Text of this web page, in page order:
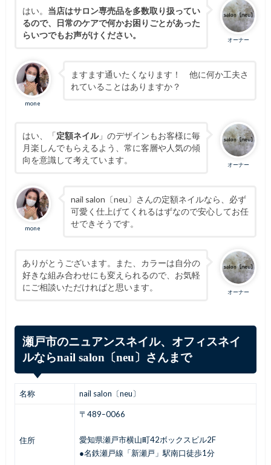
オーナー
はい。 当店はサロン専売品を多数取り扱ってい
るので、日常のケアで何かお困りごとがあった
らいつでもお声がけください。
mone
ますます通いたくなります！ 他に何か工夫さ
れていることはありますか？
オーナー
はい、「定額ネイル」のデザインもお客様に毎
月楽しんでもらえるよう、常に客層や人気の傾
向を意識して考えています。
mone
nail salon〔neu〕さんの定額ネイルなら、必ず
可愛く仕上げてくれるはずなので安心してお任
せできそうです。
オーナー
ありがとうございます。また、カラーは自分の
好きな組み合わせにも変えられるので、お気軽
にご相談いただければと思います。
瀬戸市のニュアンスネイル、オフィスネイ
ルならnail salon〔neu〕さんまで
名称 nail salon〔neu〕
住所
〒489ｰ0066
愛知県瀬戸市横山町42ボックスビル2F
●名鉄瀬戸線「新瀬戸」駅南口徒歩1分